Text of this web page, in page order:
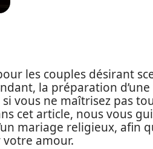
les couples désirant
la préparation
vous ne maîtrisez pas
cet article, nous vous
mariage religieux, afin
votre amour.